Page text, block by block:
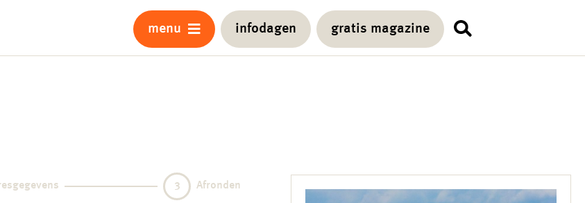
menu infodagen gratis magazine
3 Afronden